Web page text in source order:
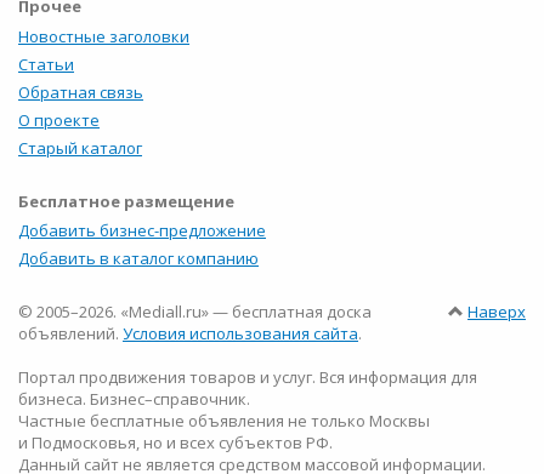
Прочее
Новостные заголовки
Статьи
Обратная связь
О проекте
Старый каталог
Бесплатное размещение
Добавить бизнес-предложение
Добавить в каталог компанию
Наверх
© 2005–2026. «Mediall.ru» — бесплатная доска
объявлений. Условия использования сайта.
Портал продвижения товаров и услуг. Вся информация для
бизнеса. Бизнес–справочник.
Частные бесплатные объявления не только Москвы
и Подмосковья, но и всех субъектов РФ.
Данный сайт не является средством массовой информации.